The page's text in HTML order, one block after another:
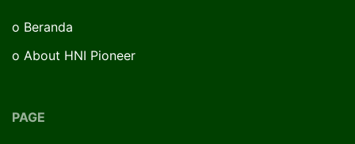
o Beranda
o About HNI Pioneer
PAGE